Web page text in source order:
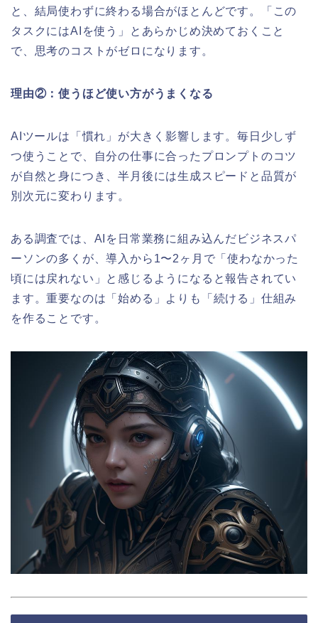
と、結局使わずに終わる場合がほとんどです。「この
タスクにはAIを使う」とあらかじめ決めておくこと
で、思考のコストがゼロになります。
理由②：使うほど使い方がうまくなる
AIツールは「慣れ」が大きく影響します。毎日少しず
つ使うことで、自分の仕事に合ったプロンプトのコツ
が自然と身につき、半月後には生成スピードと品質が
別次元に変わります。
ある調査では、AIを日常業務に組み込んだビジネスパ
ーソンの多くが、導入から1〜2ヶ月で「使わなかった
頃には戻れない」と感じるようになると報告されてい
ます。重要なのは「始める」よりも「続ける」仕組み
を作ることです。